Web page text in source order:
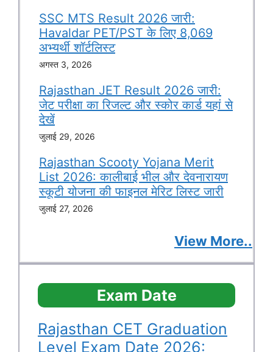
SSC MTS Result 2026 जारी:
Havaldar PET/PST के लिए 8,069
अभ्यर्थी शॉर्टलिस्ट
अगस्त 3, 2026
Rajasthan JET Result 2026 जारी:
जेट परीक्षा का रिजल्ट और स्कोर कार्ड यहां से
देखें
जुलाई 29, 2026
Rajasthan Scooty Yojana Merit
List 2026: कालीबाई भील और देवनारायण
स्कूटी योजना की फाइनल मेरिट लिस्ट जारी
जुलाई 27, 2026
View More..
Exam Date
Rajasthan CET Graduation
Level Exam Date 2026: